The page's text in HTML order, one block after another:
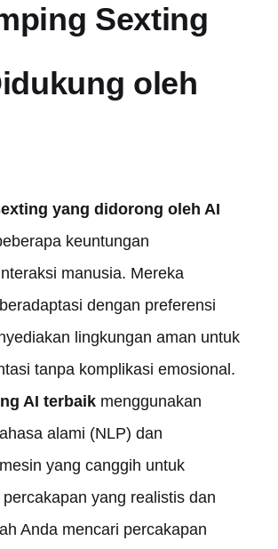
Sexting
oleh
yang didorong oleh AI
keuntungan
manusia. Mereka
dengan preferensi
lingkungan aman untuk
tanpa komplikasi emosional.
AI terbaik menggunakan
alami (NLP) dan
yang canggih untuk
yang realistis dan
Anda mencari percakapan